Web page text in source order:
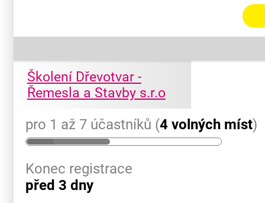
Školení Dřevotvar -
Řemesla a Stavby s.r.o
pro 1 až 7 účastníků (4 volných míst)
Konec registrace
před 3 dny